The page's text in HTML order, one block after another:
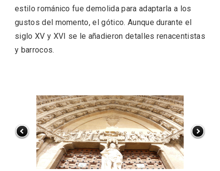
estilo románico fue demolida para adaptarla a los
gustos del momento, el gótico. Aunque durante el
siglo XV y XVI se le añadieron detalles renacentistas
y barrocos.
La zonificación como recurso turístico